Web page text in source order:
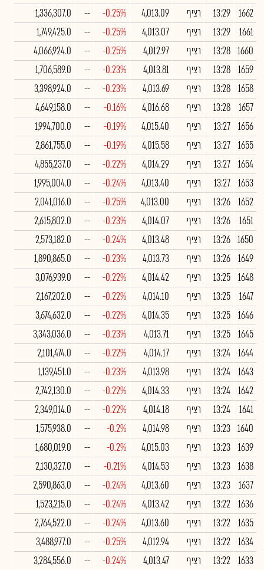
1662
13:29 רציף 4,013.09
-0.25%
--
1,336,307.0
1661
13:29 רציף 4,013.07
-0.25%
--
1,749,425.0
1660
13:28 רציף 4,012.97
-0.25%
--
4,066,924.0
1659
13:28 רציף 4,013.81
-0.23%
--
1,706,589.0
1658
13:28 רציף 4,013.69
-0.23%
--
3,398,924.0
1657
13:28 רציף 4,016.68
-0.16%
--
4,649,158.0
1656
13:27 רציף 4,015.40
-0.19%
--
1,994,700.0
1655
13:27 רציף 4,015.58
-0.19%
--
2,861,755.0
1654
13:27 רציף 4,014.29
-0.22%
--
4,855,237.0
1653
13:27 רציף 4,013.40
-0.24%
--
1,995,004.0
1652
13:26 רציף 4,013.00
-0.25%
--
2,041,016.0
1651
13:26 רציף 4,014.07
-0.23%
--
2,615,802.0
1650
13:26 רציף 4,013.48
-0.24%
--
2,573,182.0
1649
13:26 רציף 4,013.73
-0.23%
--
1,890,865.0
1648
13:25 רציף 4,014.42
-0.22%
--
3,076,939.0
1647
13:25 רציף 4,014.10
-0.22%
--
2,167,202.0
1646
13:25 רציף 4,014.35
-0.22%
--
3,674,632.0
1645
13:25 רציף 4,013.71
-0.23%
--
3,343,036.0
1644
13:24 רציף 4,014.17
-0.22%
--
2,101,474.0
1643
13:24 רציף 4,013.98
-0.23%
--
1,139,451.0
1642
13:24 רציף 4,014.33
-0.22%
--
2,742,130.0
1641
13:24 רציף 4,014.18
-0.22%
--
2,349,014.0
1640
13:23 רציף 4,014.98
-0.2%
--
1,575,938.0
1639
13:23 רציף 4,015.03
-0.2%
--
1,680,019.0
1638
13:23 רציף 4,014.53
-0.21%
--
2,130,327.0
1637
13:23 רציף 4,013.60
-0.24%
--
2,590,863.0
1636
13:22 רציף 4,013.42
-0.24%
--
1,523,215.0
1635
13:22 רציף 4,013.60
-0.24%
--
2,764,522.0
1634
13:22 רציף 4,012.94
-0.25%
--
3,488,977.0
1633
13:22 רציף 4,013.47
-0.24%
--
3,284,556.0